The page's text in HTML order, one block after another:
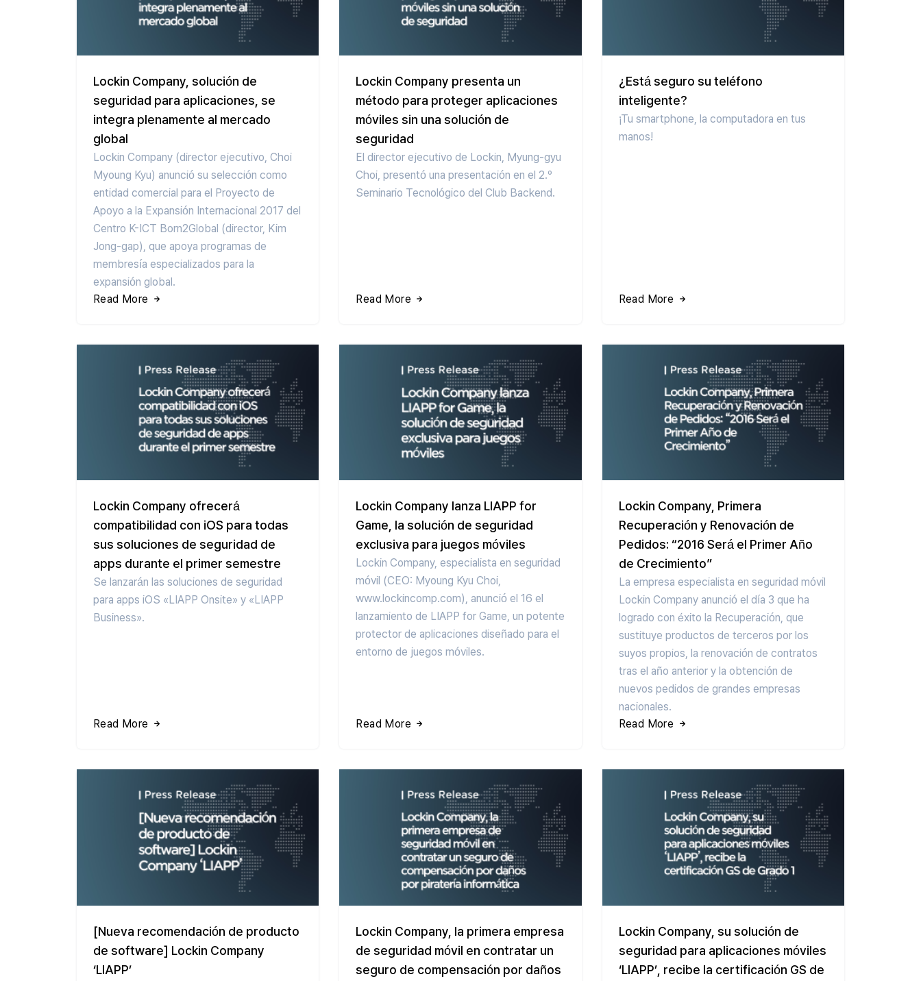
Lockin Company, solución de
seguridad para aplicaciones, se
integra plenamente al mercado
global
Lockin Company (director ejecutivo, Choi
Myoung Kyu) anunció su selección como
entidad comercial para el Proyecto de
Apoyo a la Expansión Internacional 2017 del
Centro K-ICT Born2Global (director, Kim
Jong-gap), que apoya programas de
membresía especializados para la
expansión global.
Read More
Lockin Company presenta un
método para proteger aplicaciones
móviles sin una solución de
seguridad
El director ejecutivo de Lockin, Myung-gyu
Choi, presentó una presentación en el 2.º
Seminario Tecnológico del Club Backend.
Read More
¿Está seguro su teléfono
inteligente?
¡Tu smartphone, la computadora en tus
manos!
Read More
Lockin Company ofrecerá
compatibilidad con iOS para todas
sus soluciones de seguridad de
apps durante el primer semestre
Se lanzarán las soluciones de seguridad
para apps iOS «LIAPP Onsite» y «LIAPP
Business».
Read More
Lockin Company lanza LIAPP for
Game, la solución de seguridad
exclusiva para juegos móviles
Lockin Company, especialista en seguridad
móvil (CEO: Myoung Kyu Choi,
www.lockincomp.com), anunció el 16 el
lanzamiento de LIAPP for Game, un potente
protector de aplicaciones diseñado para el
entorno de juegos móviles.
Read More
Lockin Company, Primera
Recuperación y Renovación de
Pedidos: “2016 Será el Primer Año
de Crecimiento”
La empresa especialista en seguridad móvil
Lockin Company anunció el día 3 que ha
logrado con éxito la Recuperación, que
sustituye productos de terceros por los
suyos propios, la renovación de contratos
tras el año anterior y la obtención de
nuevos pedidos de grandes empresas
nacionales.
Read More
[Nueva recomendación de producto
de software] Lockin Company
‘LIAPP’
Lockin Company, la primera empresa
de seguridad móvil en contratar un
seguro de compensación por daños
Lockin Company, su solución de
seguridad para aplicaciones móviles
‘LIAPP’, recibe la certificación GS de